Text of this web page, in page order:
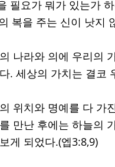
필요가 뭐가 있는가
복을 주는 신이 낫지
나라와 의에 우리의
. 세상의 가치는 결코
위치와 명예를 다 가
만난 후에는 하늘의
게 되었다.(엡3:8,9)